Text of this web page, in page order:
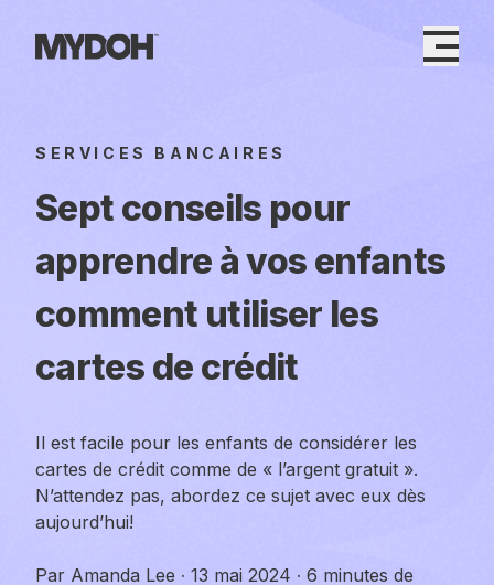
content
SERVICES BANCAIRES
Sept conseils pour
apprendre à vos enfants
comment utiliser les
cartes de crédit
Il est facile pour les enfants de considérer les
cartes de crédit comme de « l’argent gratuit ».
N’attendez pas, abordez ce sujet avec eux dès
aujourd’hui!
Par Amanda Lee · 13 mai 2024 · 6 minutes de